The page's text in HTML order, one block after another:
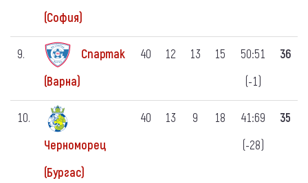
(София)
9.
Спартак
(Варна)
40 12 13 15
50:51
(-1)
36
10.
Черноморец
(Бургас)
40 13 9 18
41:69
(-28)
35